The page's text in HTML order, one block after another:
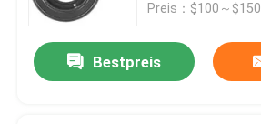
Preis：$100～$150
Bestpreis